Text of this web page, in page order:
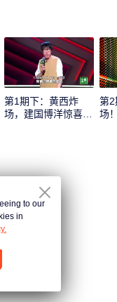
第1期下：黄西炸
场，建国博洋惊喜组
第2
场
to our
in